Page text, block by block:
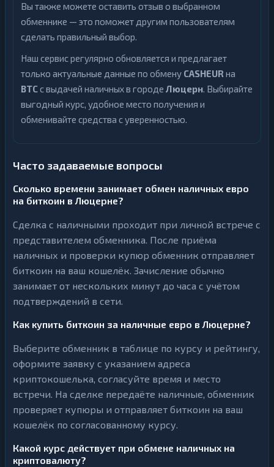
Вы также можете оставить отзыв о выбранном
обменнике — это поможет другим пользователям
сделать правильный выбор.
Наш сервис регулярно обновляется и предлагает
только актуальные данные по обмену CASHEUR на
BTCс выдачей наличных в городе Люцерн. Выбирайте
выгодный курс, удобное место получения и
обменивайте средства с уверенностью.
Часто задаваемые вопросы
Сколько времени занимает обмен наличных евро
на биткоин в Люцерне?
Сделка с наличными проходит при личной встрече с
представителем обменника. После приёма
наличных и проверки купюр обменник отправляет
биткоин на ваш кошелёк. Зачисление обычно
занимает от нескольких минут до часа с учётом
подтверждений в сети.
Как купить биткоин за наличные евро в Люцерне?
Выберите обменник в таблице по курсу и рейтингу,
оформите заявку с указанием адреса
криптокошелька, согласуйте время и место
встречи. На сделке передаёте наличные, обменник
проверяет купюры и отправляет биткоин на ваш
кошелёк по согласованному курсу.
Какой курс действует при обмене наличных на
криптовалюту?